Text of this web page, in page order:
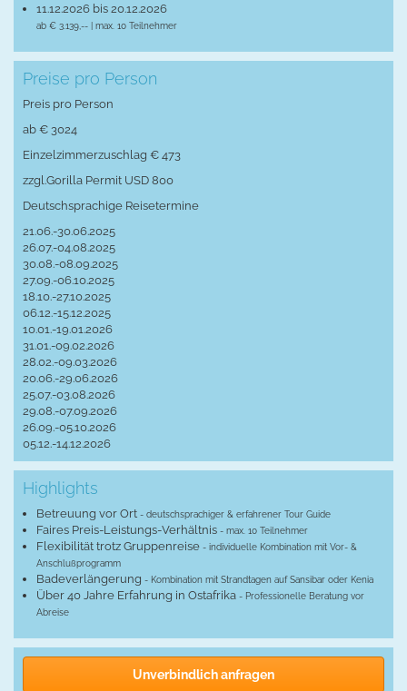
11.12.2026 bis 20.12.2026
ab € 3.139,-- | max. 10 Teilnehmer
Preise pro Person
Preis pro Person
ab € 3024
Einzelzimmerzuschlag € 473
zzgl.Gorilla Permit USD 800
Deutschsprachige Reisetermine
21.06.-30.06.2025
26.07.-04.08.2025
30.08.-08.09.2025
27.09.-06.10.2025
18.10.-27.10.2025
06.12.-15.12.2025
10.01.-19.01.2026
31.01.-09.02.2026
28.02.-09.03.2026
20.06.-29.06.2026
25.07.-03.08.2026
29.08.-07.09.2026
26.09.-05.10.2026
05.12.-14.12.2026
Highlights
Betreuung vor Ort - deutschsprachiger & erfahrener Tour Guide
Faires Preis-Leistungs-Verhältnis - max. 10 Teilnehmer
Flexibilität trotz Gruppenreise - individuelle Kombination mit Vor- &
Anschlußprogramm
Badeverlängerung - Kombination mit Strandtagen auf Sansibar oder Kenia
Über 40 Jahre Erfahrung in Ostafrika - Professionelle Beratung vor
Abreise
Unverbindlich anfragen